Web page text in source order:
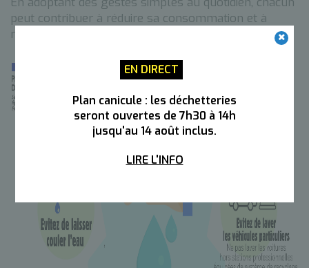
EN DIRECT
Plan canicule : les déchetteries
seront ouvertes de 7h30 à 14h
jusqu'au 14 août inclus.
LIRE L'INFO
peut contribuer à réduire sa consommation et à
retarder la mise en place de mesures de restriction.